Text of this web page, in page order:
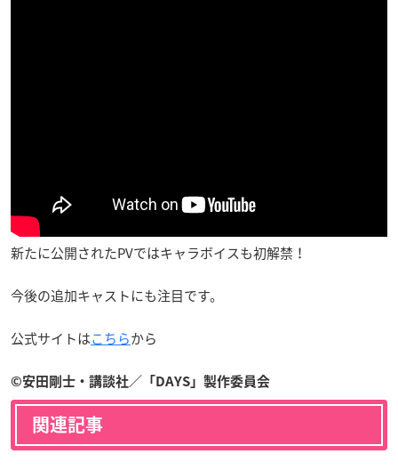
新たに公開されたPVではキャラボイスも初解禁！
今後の追加キャストにも注目です。
公式サイトはこちらから
©安田剛士・講談社／「DAYS」製作委員会
関連記事